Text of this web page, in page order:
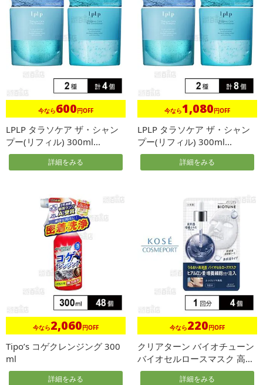
今なら600円OFF
LPLP タラソケア ザ・シャン
プー(リフィル) 300ml...
詳細をみる
今なら1,080円OFF
LPLP タラソケア ザ・シャン
プー(リフィル) 300ml...
詳細をみる
今なら2,060円OFF
Tipo’s コゲクレンジング 300
ml
詳細をみる
今なら220円OFF
クリアターン バイオチューン
バイオセルロースマスク 高保
湿...
詳細をみる